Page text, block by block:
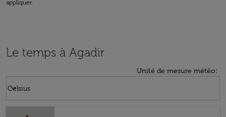
appliquer.
Le temps à Agadir
Unité de mesure météo:
Celsius
keyboard_arrow_down